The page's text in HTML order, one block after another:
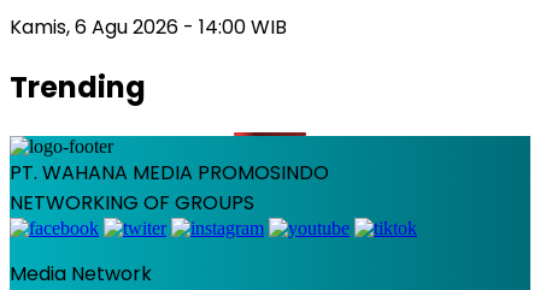
Kamis, 6 Agu 2026 - 14:00 WIB
Trending
PT. WAHANA MEDIA PROMOSINDO
NETWORKING OF GROUPS
Media Network